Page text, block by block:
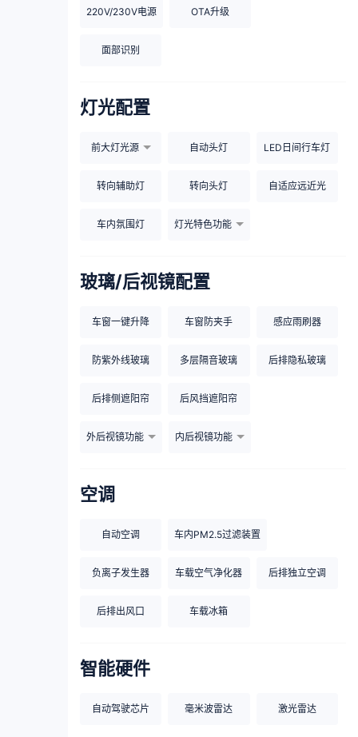
220V/230V电源 OTA升级
面部识别
灯光配置
前大灯光源 自动头灯 LED日间行车灯
转向辅助灯 转向头灯 自适应远近光
车内氛围灯 灯光特色功能
玻璃/后视镜配置
车窗一键升降 车窗防夹手 感应雨刷器
防紫外线玻璃 多层隔音玻璃 后排隐私玻璃
后排侧遮阳帘 后风挡遮阳帘
外后视镜功能 内后视镜功能
空调
自动空调 车内PM2.5过滤装置
负离子发生器 车载空气净化器 后排独立空调
后排出风口 车载冰箱
智能硬件
自动驾驶芯片 毫米波雷达 激光雷达